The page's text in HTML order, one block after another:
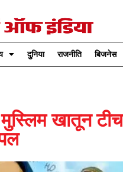
दुनिया राजनीति बिजनेस
खातून